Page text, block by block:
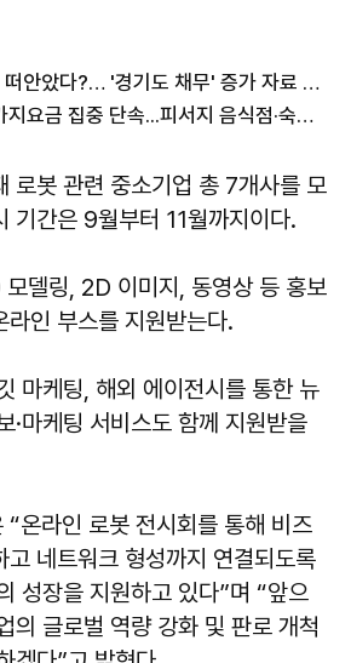
추미애, 이재명 '빚' 떠안았다?… '경기도 채무' 증가 자료 실시간 확산
경기도, 휴가철 바가지요금 집중 단속...피서지 음식점·숙박업소 현장점검
로봇 관련 중소기업 총 7개사를 모
기간은 9월부터 11월까지이다.
델링, 2D 이미지, 동영상 등 홍보
라인 부스를 지원받는다.
마케팅, 해외 에이전시를 통한 뉴
·마케팅 서비스도 함께 지원받을
“온라인 로봇 전시회를 통해 비즈
고 네트워크 형성까지 연결되도록
성장을 지원하고 있다”며 “앞으
의 글로벌 역량 강화 및 판로 개척